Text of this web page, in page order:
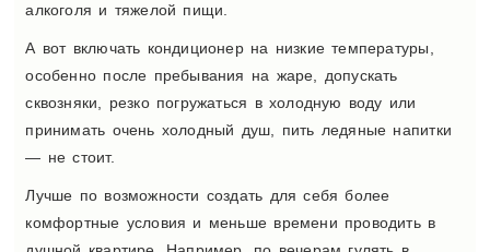
алкоголя и тяжелой пищи.
А вот включать кондиционер на низкие температуры,
особенно после пребывания на жаре, допускать
сквозняки, резко погружаться в холодную воду или
принимать очень холодный душ, пить ледяные напитки
— не стоит.
Лучше по возможности создать для себя более
комфортные условия и меньше времени проводить в